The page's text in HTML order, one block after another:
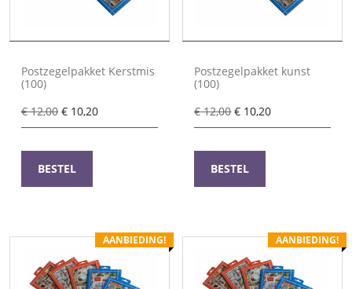
Postzegelpakket Kerstmis
(100)
€12,00 Oorspronkelijke
prijs
€ 12,00.
€ 10,20Huidige
prijs
BESTEL
Postzegelpakket kunst
(100)
€12,00Oorspronkelijke
prijs
€ 12,00.
€ 10,20Huidige
prijs
BESTEL
AANBIEDING! AANBIEDING!